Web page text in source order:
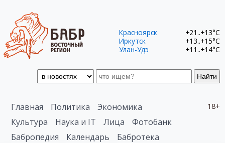
Найти
Красноярск
+21..+13°C
Иркутск
+13..+15°C
Улан-Удэ
+11..+14°C
18+
Главная Политика
Экономика
Культура
Наука и IT Лица
Фотобанк
Бабропедия
Календарь Бабротека